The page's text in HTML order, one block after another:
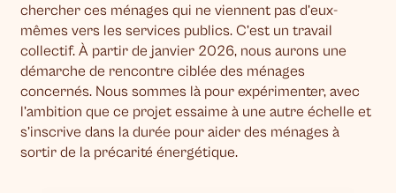
chercher ces ménages qui ne viennent pas d’eux-
mêmes vers les services publics. C’est un travail
collectif. À partir de janvier 2026, nous aurons une
démarche de rencontre ciblée des ménages
concernés. Nous sommes là pour expérimenter, avec
l’ambition que ce projet essaime à une autre échelle et
s’inscrive dans la durée pour aider des ménages à
sortir de la précarité énergétique.